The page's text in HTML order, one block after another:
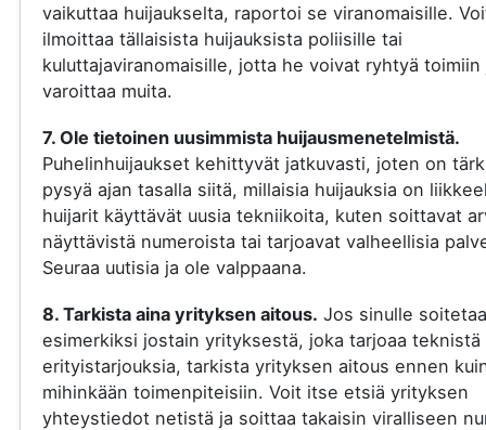
vaikuttaa huijaukselta, raportoi se viranomaisille.
ilmoittaa tällaisista huijauksista poliisille tai
kuluttajaviranomaisille, jotta he voivat ryhtyä toimiin
varoittaa muita.
7. Ole tietoinen uusimmista huijausmenetelmistä.
Puhelinhuijaukset kehittyvät jatkuvasti, joten on
pysyä ajan tasalla siitä, millaisia huijauksia on
huijarit käyttävät uusia tekniikoita, kuten soittavat
näyttävistä numeroista tai tarjoavat valheellisia
Seuraa uutisia ja ole valppaana.
8. Tarkista aina yrityksen aitous. Jos sinulle
esimerkiksi jostain yrityksestä, joka tarjoaa teknistä
erityistarjouksia, tarkista yrityksen aitous ennen
mihinkään toimenpiteisiin. Voit itse etsiä yrityksen
yhteystiedot netistä ja soittaa takaisin viralliseen